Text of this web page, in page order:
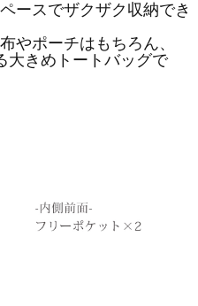
ースでザクザク収納でき
やポーチはもちろん、
大きめトートバッグで